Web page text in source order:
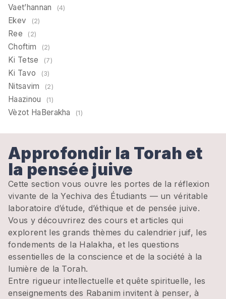
Vaet’hannan (4)
Ekev (2)
Ree (2)
Choftim (2)
Ki Tetse (7)
Ki Tavo (3)
Nitsavim (2)
Haazinou (1)
Vèzot HaBerakha (1)
Approfondir la Torah et
la pensée juive
Cette section vous ouvre les portes de la réflexion
vivante de la Yechiva des Étudiants — un véritable
laboratoire d’étude, d’éthique et de pensée juive.
Vous y découvrirez des cours et articles qui
explorent les grands thèmes du calendrier juif, les
fondements de la Halakha, et les questions
essentielles de la conscience et de la société à la
lumière de la Torah.
Entre rigueur intellectuelle et quête spirituelle, les
enseignements des Rabanim invitent à penser, à